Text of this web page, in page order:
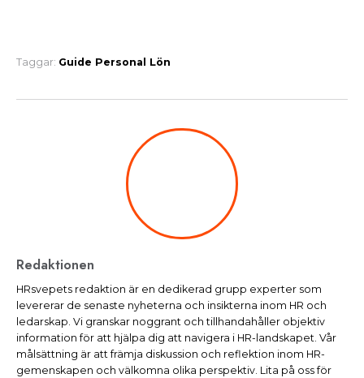
Taggar: Guide Personal Lön
Redaktionen
HRsvepets redaktion är en dedikerad grupp experter som
levererar de senaste nyheterna och insikterna inom HR och
ledarskap. Vi granskar noggrant och tillhandahåller objektiv
information för att hjälpa dig att navigera i HR-landskapet. Vår
målsättning är att främja diskussion och reflektion inom HR-
gemenskapen och välkomna olika perspektiv. Lita på oss för